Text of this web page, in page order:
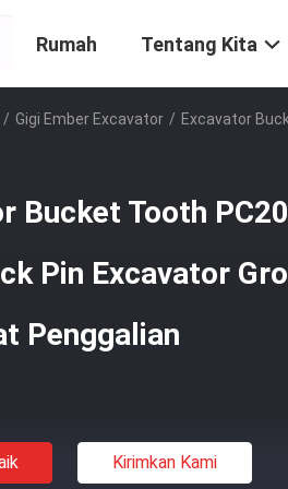
Rumah Tentang Kita
/ Gigi Ember Excavator / Excavator
Bucket Tooth
Pin Excavator
Penggalian
Kirimkan Kami